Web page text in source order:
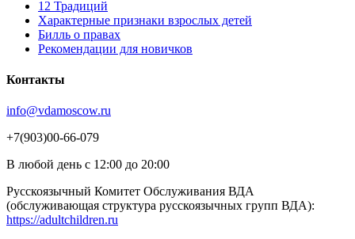
12 Традиций
Xарактерные признаки взрослых детей
Билль о правах
Рекомендации для новичков
Контакты
info@vdamoscow.ru
+7(903)00-66-079
В любой день с 12:00 до 20:00
Русскоязычный Комитет Обслуживания ВДА
(обслуживающая структура русскоязычных групп ВДА):
https://adultchildren.ru